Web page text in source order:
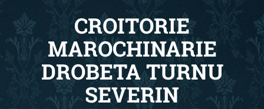
CROITORIE
MAROCHINARIE
DROBETA TURNU
SEVERIN